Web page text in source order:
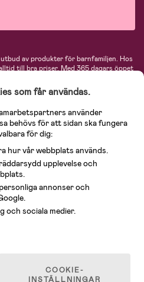
av produkter för barnfamiljen. Hos
till bra priser. Med 365 dagars öppet
bilstolar, kläder för barn och
av inspirerande inredning, leksaker,
Baby Jogger, BabyBjörn, Didriksons,
Cybex, LEGO och många fler.
största barn- och babybutik på nätet!
rättigheter reserverade.
som får användas.
använder
behövs för att sidan ska fungera
för dig:
hur vår webbplats används.
upplevelse och
annonser och
och sociala medier.
COOKIE-
INSTÄLLNINGAR